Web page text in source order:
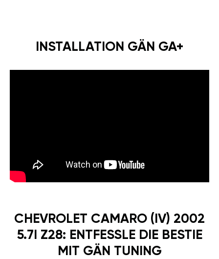
INSTALLATION GÄN GA+
CHEVROLET CAMARO (IV) 2002
5.7I Z28: ENTFESSLE DIE BESTIE
MIT GÄN TUNING